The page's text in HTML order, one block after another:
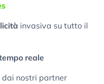
invasiva su tutto il
reale
dai nostri partner